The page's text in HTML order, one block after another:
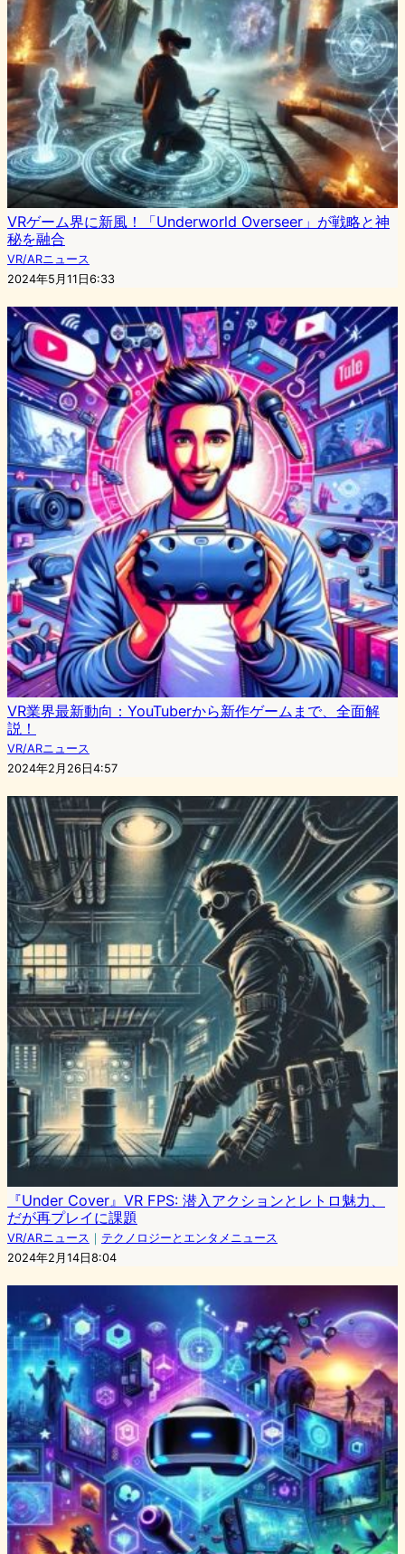
VRゲーム界に新風！「Underworld Overseer」が戦略と神
秘を融合
VR/ARニュース
2024年5月11日6:33
VR業界最新動向：YouTuberから新作ゲームまで、全面解
説！
VR/ARニュース
2024年2月26日4:57
『Under Cover』VR FPS: 潜入アクションとレトロ魅力、
だが再プレイに課題
VR/ARニュース ｜ テクノロジーとエンタメニュース
2024年2月14日8:04